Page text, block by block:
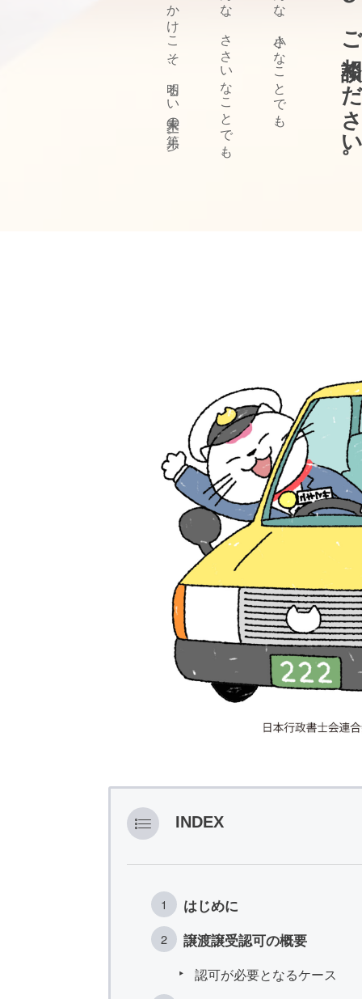
ぜひ、ご相
どんな、小さなことでも、
どんな、ささいなことでも、
きっかけこそ、明るい未来の第一歩。
INDEX
はじめに
譲渡譲受認可の概要
認可が必要となるケース